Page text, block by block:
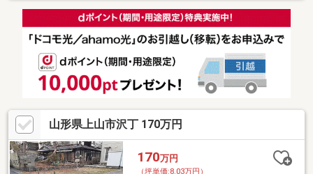
山形県上山市沢丁 170万円
170万円
（坪単価:8.03万円）